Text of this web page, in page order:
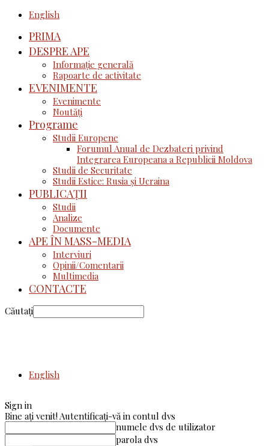
English
PRIMA
DESPRE APE
Informație generală
Rapoarte de activitate
EVENIMENTE
Evenimente
Noutăţi
Programe
Studii Europene
Forumul Anual de Dezbateri privind
Integrarea Europeana a Republicii Moldova
Studii de Securitate
Studii Estice: Rusia și Ucraina
PUBLICAȚII
Studii
Analize
Documente
APE ÎN MASS-MEDIA
Interviuri
Opinii/Comentarii
Multimedia
CONTACTE
Căutați
English
Sign in
Bine ați venit! Autentificați-vă in contul dvs
numele dvs de utilizator
parola dvs